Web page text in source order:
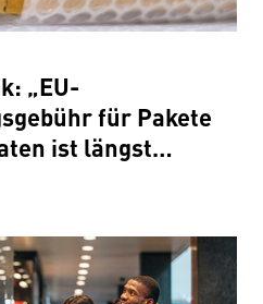
„EU-
für Pakete
ist längst